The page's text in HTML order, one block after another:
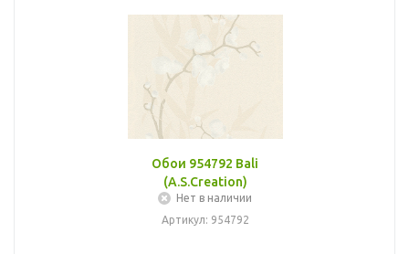
Обои 954792 Bali
(A.S.Creation)
Нет в наличии
Артикул: 954792